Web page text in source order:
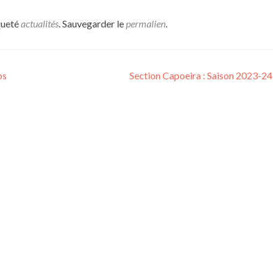
actualités. Sauvegarder lepermalien.
Section Capoeira : Saison 2023-24